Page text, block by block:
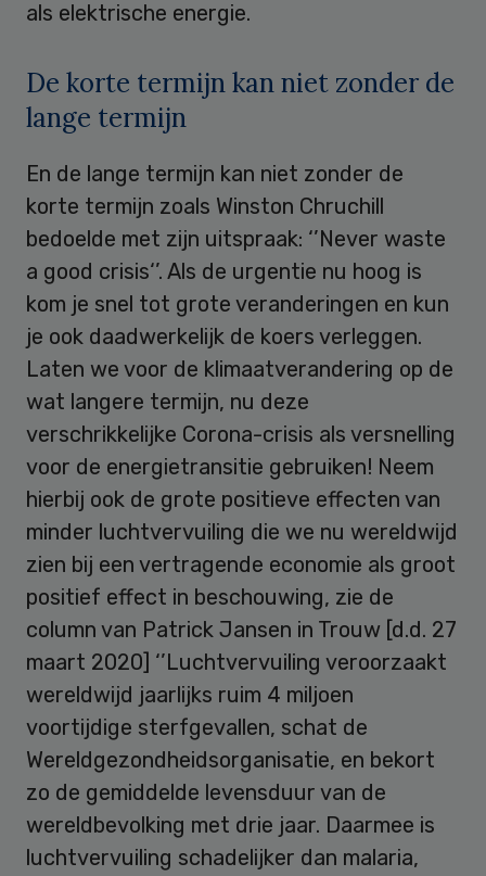
als elektrische energie.
De korte termijn kan niet zonder de
lange termijn
En de lange termijn kan niet zonder de
korte termijn zoals Winston Chruchill
bedoelde met zijn uitspraak: ‘’Never waste
a good crisis‘’. Als de urgentie nu hoog is
kom je snel tot grote veranderingen en kun
je ook daadwerkelijk de koers verleggen.
Laten we voor de klimaatverandering op de
wat langere termijn, nu deze
verschrikkelijke Corona-crisis als versnelling
voor de energietransitie gebruiken! Neem
hierbij ook de grote positieve effecten van
minder luchtvervuiling die we nu wereldwijd
zien bij een vertragende economie als groot
positief effect in beschouwing, zie de
column van Patrick Jansen in Trouw [d.d. 27
maart 2020] ‘’Luchtvervuiling veroorzaakt
wereldwijd jaarlijks ruim 4 miljoen
voortijdige sterfgevallen, schat de
Wereldgezondheidsorganisatie, en bekort
zo de gemiddelde levensduur van de
wereldbevolking met drie jaar. Daarmee is
luchtvervuiling schadelijker dan malaria,